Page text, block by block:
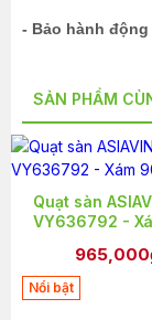
- Bảo hành động
SẢN PHẨM
Quạt sàn
VY636792 -
Nổi bật